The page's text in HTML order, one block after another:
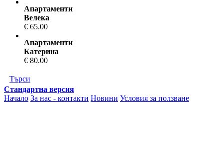
Апартаменти
Велека
€ 65.00
Апартаменти
Катерина
€ 80.00
Търси
Стандартна версия
Начало За нас - контакти Новини Условия за ползване